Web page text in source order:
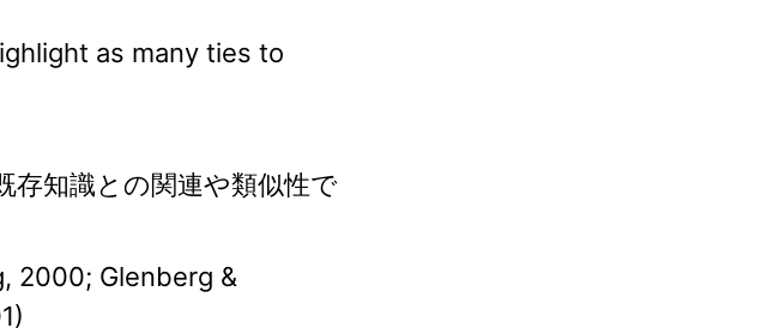
as many ties to
存知識との関連や類似性で
2000; Glenberg &